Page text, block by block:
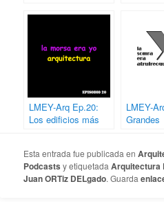
LMEY-Arq Ep.20:
Los edificios más
LMEY-
Grandes
Esta entrada fue publicada en
Podcasts y etiquetadaArquitectura
Juan ORTiz DELgado. Guarda